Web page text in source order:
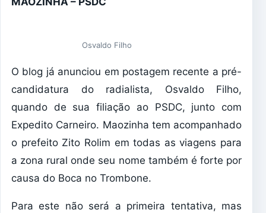
Osvaldo Filho
O blog já anunciou em postagem recente a pré-
candidatura do radialista, Osvaldo Filho,
quando de sua filiação ao PSDC, junto com
Expedito Carneiro. Maozinha tem acompanhado
o prefeito Zito Rolim em todas as viagens para
a zona rural onde seu nome também é forte por
causa do Boca no Trombone.
Para este não será a primeira tentativa, mas